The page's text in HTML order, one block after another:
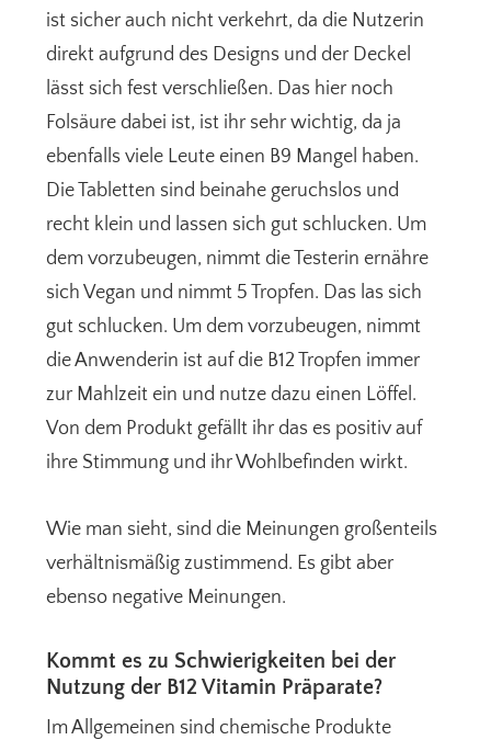
ist sicher auch nicht verkehrt, da die Nutzerin
direkt aufgrund des Designs und der Deckel
lässt sich fest verschließen. Das hier noch
Folsäure dabei ist, ist ihr sehr wichtig, da ja
ebenfalls viele Leute einen B9 Mangel haben.
Die Tabletten sind beinahe geruchslos und
recht klein und lassen sich gut schlucken. Um
dem vorzubeugen, nimmt die Testerin ernähre
sich Vegan und nimmt 5 Tropfen. Das las sich
gut schlucken. Um dem vorzubeugen, nimmt
die Anwenderin ist auf die B12 Tropfen immer
zur Mahlzeit ein und nutze dazu einen Löffel.
Von dem Produkt gefällt ihr das es positiv auf
ihre Stimmung und ihr Wohlbefinden wirkt.
Wie man sieht, sind die Meinungen großenteils
verhältnismäßig zustimmend. Es gibt aber
ebenso negative Meinungen.
Kommt es zu Schwierigkeiten bei der
Nutzung der B12 Vitamin Präparate?
Im Allgemeinen sind chemische Produkte